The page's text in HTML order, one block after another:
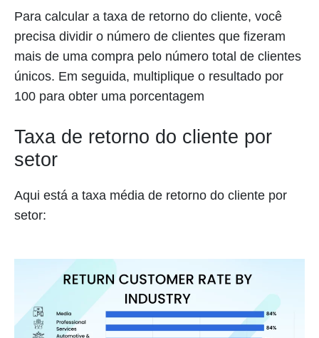
Para calcular a taxa de retorno do cliente, você
precisa dividir o número de clientes que fizeram
mais de uma compra pelo número total de clientes
únicos. Em seguida, multiplique o resultado por
100 para obter uma porcentagem
Taxa de retorno do cliente por
setor
Aqui está a taxa média de retorno do cliente por
setor: